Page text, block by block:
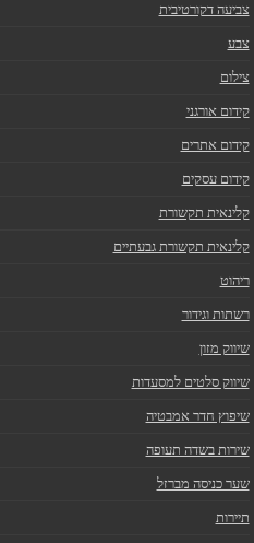
צביעה דקורטיבית
צבע
צילום
קידום אורגני
קידום אתרים
קידום עסקים
קלינאית תקשורת
קלינאית תקשורת גבעתיים
ריהוט
רשתות וגידור
שיווק מזון
שיווק סלטים למסעדות
שיפוץ חדר אמבטיה
שירות בשדה תעופה
שער כניסה מברזל
תיירות